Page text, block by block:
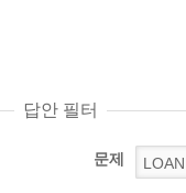
답안 필터
문제